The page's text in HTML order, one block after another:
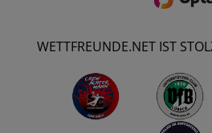
WETTFREUNDE.NET IST